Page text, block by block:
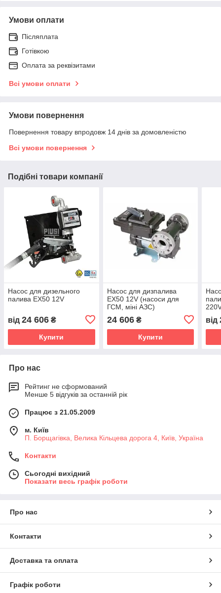
Умови оплати
Післяплата
Готівкою
Оплата за реквізитами
Всі умови оплати
Умови повернення
Повернення товару впродовж 14 днів за домовленістю
Всі умови повернення
Подібні товари компанії
Насос для дизельного
палива EX50 12V
від 24 606 ₴
Купити
Насос для дизпалива
EX50 12V (насоси для
ГСМ, міні АЗС)
24 606₴
Купити
від
Про нас
Рейтинг не сформований
Менше 5 відгуків за останній рік
Працює з 21.05.2009
м. Київ
П. Борщагівка, Велика Кільцева дорога 4, Київ, Україна
Контакти
Сьогодні вихідний
Показати весь графік роботи
Про нас
Контакти
Доставка та оплата
Графік роботи